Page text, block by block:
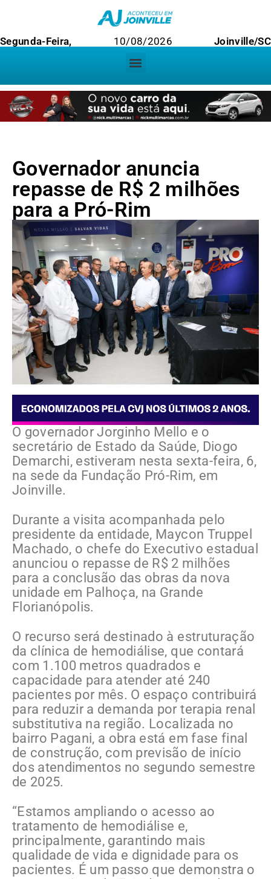
Segunda-Feira, 10/08/2026 Joinville/SC
Governador anuncia
repasse de R$ 2 milhões
para a Pró-Rim
O governador Jorginho Mello e o
secretário de Estado da Saúde, Diogo
Demarchi, estiveram nesta sexta-feira, 6,
na sede da Fundação Pró-Rim, em
Joinville.
Durante a visita acompanhada pelo
presidente da entidade, Maycon Truppel
Machado, o chefe do Executivo estadual
anunciou o repasse de R$ 2 milhões
para a conclusão das obras da nova
unidade em Palhoça, na Grande
Florianópolis.
O recurso será destinado à estruturação
da clínica de hemodiálise, que contará
com 1.100 metros quadrados e
capacidade para atender até 240
pacientes por mês. O espaço contribuirá
para reduzir a demanda por terapia renal
substitutiva na região. Localizada no
bairro Pagani, a obra está em fase final
de construção, com previsão de início
dos atendimentos no segundo semestre
de 2025.
“Estamos ampliando o acesso ao
tratamento de hemodiálise e,
principalmente, garantindo mais
qualidade de vida e dignidade para os
pacientes. É um passo que demonstra o